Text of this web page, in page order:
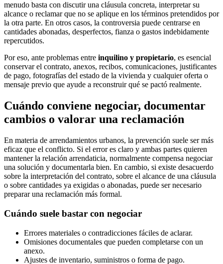
menudo basta con discutir una cláusula concreta, interpretar su
alcance o reclamar que no se aplique en los términos pretendidos por
la otra parte. En otros casos, la controversia puede centrarse en
cantidades abonadas, desperfectos, fianza o gastos indebidamente
repercutidos.
Por eso, ante problemas entre inquilino y propietario, es esencial
conservar el contrato, anexos, recibos, comunicaciones, justificantes
de pago, fotografías del estado de la vivienda y cualquier oferta o
mensaje previo que ayude a reconstruir qué se pactó realmente.
Cuándo conviene negociar, documentar
cambios o valorar una reclamación
En materia de arrendamientos urbanos, la prevención suele ser más
eficaz que el conflicto. Si el error es claro y ambas partes quieren
mantener la relación arrendaticia, normalmente compensa negociar
una solución y documentarla bien. En cambio, si existe desacuerdo
sobre la interpretación del contrato, sobre el alcance de una cláusula
o sobre cantidades ya exigidas o abonadas, puede ser necesario
preparar una reclamación más formal.
Cuándo suele bastar con negociar
Errores materiales o contradicciones fáciles de aclarar.
Omisiones documentales que pueden completarse con un
anexo.
Ajustes de inventario, suministros o forma de pago.